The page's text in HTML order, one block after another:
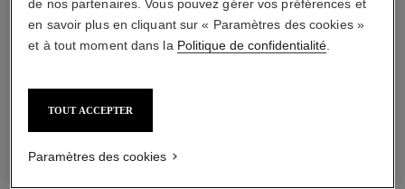
03
BOOST
de nos partenaires. Vous pouvez gérer vos préférences et
en savoir plus en cliquant sur « Paramètres des cookies »
et à tout moment dans la Politique de confidentialité.
TOUT ACCEPTER
Paramètres des cookies